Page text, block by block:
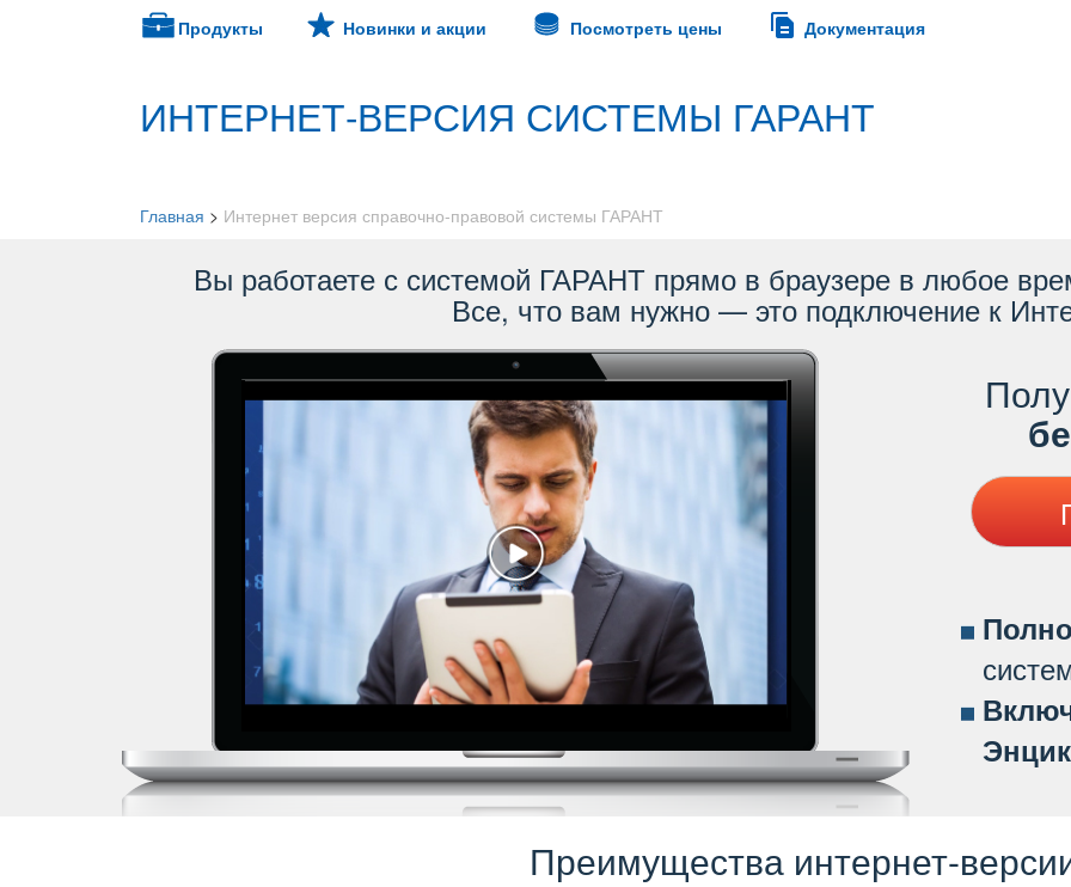
Продукты Новинки и акции Посмотреть цены Документация
ИНТЕРНЕТ-ВЕРСИЯ СИСТЕМЫ ГАРАНТ
Главная > Интернет версия справочно-правовой системы ГАРАНТ
ы работаете с системой ГАРАНТ прямо в браузере в любое
се, что вам нужно — это подключение к
Преимущества интернет-